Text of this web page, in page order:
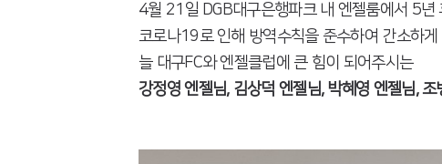
4월 21일 DGB대구은행파크 내 엔젤룸에서 5년
코로나19로 인해 방역수칙을 준수하여 간소하게
늘 대구FC와 엔젤클럽에 큰 힘이 되어주시는
강정영 엔젤님, 김상덕 엔젤님, 박혜영 엔젤님, 조